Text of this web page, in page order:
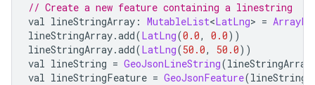
// Create a new feature containing a linestring
val lineStringArray : MutableList<LatLng> =
lineStringArray.add(LatLng(0.0, 0.0))
lineStringArray.add(LatLng(50.0, 50.0))
val lineString = GeoJsonLineString(lineStringArray
val lineStringFeature = GeoJsonFeature(lineString